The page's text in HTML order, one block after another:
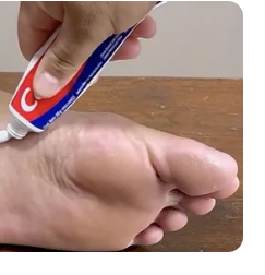
otra mujer
DANIEL ARENAS
Quién es la
despampanante mujer que
se besó con Daniel
Arenas: tiene una vida
llena de tropiezos